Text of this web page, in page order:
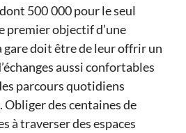
500 000 pour le seul
premier objectif d’une
gare doit être de leur offrir un
aussi confortables
parcours quotidiens
des centaines de
à traverser des espaces